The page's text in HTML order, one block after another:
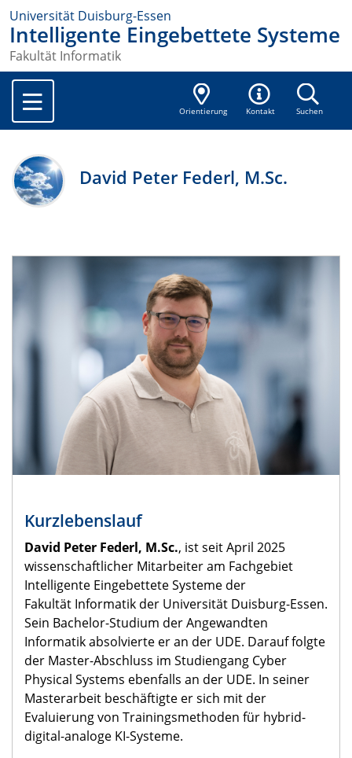
Universität Duisburg-Essen
Intelligente Eingebettete Systeme
Fakultät Informatik
Orientierung Kontakt Suchen
David Peter Federl, M.Sc.
Kurzlebenslauf
David Peter Federl, M.Sc., ist seit April 2025
wissenschaftlicher Mitarbeiter am Fachgebiet
Intelligente Eingebettete Systeme der
Fakultät Informatik der Universität Duisburg-Essen.
Sein Bachelor-Studium der Angewandten
Informatik absolvierte er an der UDE. Darauf folgte
der Master-Abschluss im Studiengang Cyber
Physical Systems ebenfalls an der UDE. In seiner
Masterarbeit beschäftigte er sich mit der
Evaluierung von Trainingsmethoden für hybrid-
digital-analoge KI-Systeme.